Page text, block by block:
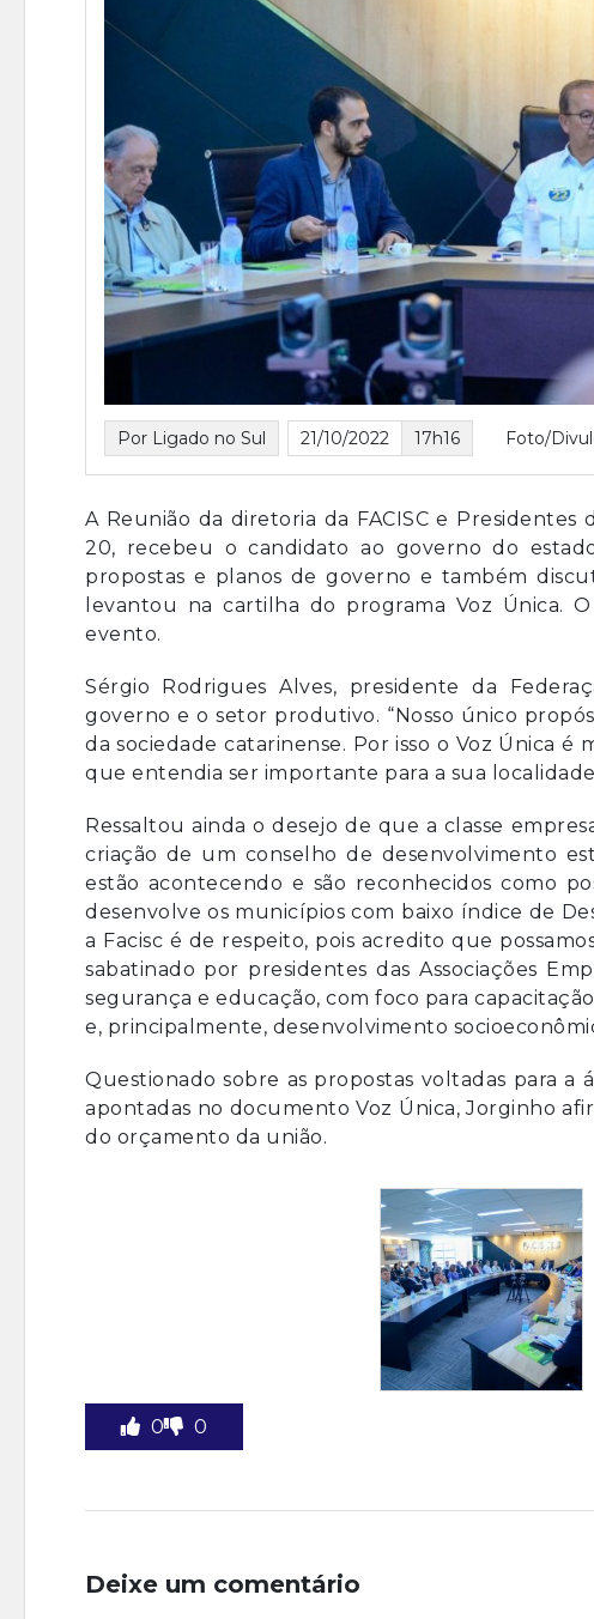
Por Ligado no Sul 21/10/2022 17h16 Foto/
A Reunião da diretoria da FACISC e Presidentes
20, recebeu o candidato ao governo do
propostas e planos de governo e também
levantou na cartilha do programa Voz Única.
evento.
Sérgio Rodrigues Alves, presidente da
governo e o setor produtivo. “Nosso único
da sociedade catarinense. Por isso o Voz Única
que entendia ser importante para a sua
Ressaltou ainda o desejo de que a classe
criação de um conselho de desenvolvimento
estão acontecendo e são reconhecidos como
desenvolve os municípios com baixo índice de
a Facisc é de respeito, pois acredito que
sabatinado por presidentes das Associações
segurança e educação, com foco para
e, principalmente, desenvolvimento
Questionado sobre as propostas voltadas para a
apontadas no documento Voz Única, Jorginho
do orçamento da união.
0 0
Deixe um comentário